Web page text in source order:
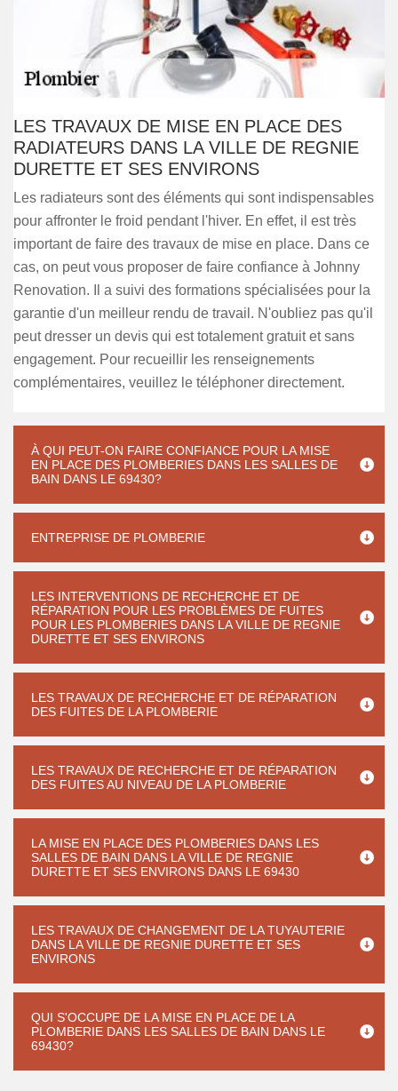
LES TRAVAUX DE MISE EN PLACE DES
RADIATEURS DANS LA VILLE DE REGNIE
DURETTE ET SES ENVIRONS
Les radiateurs sont des éléments qui sont indispensables
pour affronter le froid pendant l'hiver. En effet, il est très
important de faire des travaux de mise en place. Dans ce
cas, on peut vous proposer de faire confiance à Johnny
Renovation. Il a suivi des formations spécialisées pour la
garantie d'un meilleur rendu de travail. N'oubliez pas qu'il
peut dresser un devis qui est totalement gratuit et sans
engagement. Pour recueillir les renseignements
complémentaires, veuillez le téléphoner directement.
À QUI PEUT-ON FAIRE CONFIANCE POUR LA MISE
EN PLACE DES PLOMBERIES DANS LES SALLES DE
BAIN DANS LE 69430?
ENTREPRISE DE PLOMBERIE
LES INTERVENTIONS DE RECHERCHE ET DE
RÉPARATION POUR LES PROBLÈMES DE FUITES
POUR LES PLOMBERIES DANS LA VILLE DE REGNIE
DURETTE ET SES ENVIRONS
LES TRAVAUX DE RECHERCHE ET DE RÉPARATION
DES FUITES DE LA PLOMBERIE
LES TRAVAUX DE RECHERCHE ET DE RÉPARATION
DES FUITES AU NIVEAU DE LA PLOMBERIE
LA MISE EN PLACE DES PLOMBERIES DANS LES
SALLES DE BAIN DANS LA VILLE DE REGNIE
DURETTE ET SES ENVIRONS DANS LE 69430
LES TRAVAUX DE CHANGEMENT DE LA TUYAUTERIE
DANS LA VILLE DE REGNIE DURETTE ET SES
ENVIRONS
QUI S'OCCUPE DE LA MISE EN PLACE DE LA
PLOMBERIE DANS LES SALLES DE BAIN DANS LE
69430?